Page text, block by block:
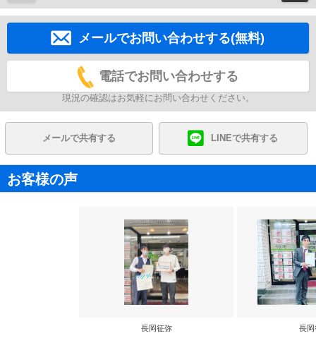
メールでお問い合わせする(無料)
電話でお問い合わせする
現況の確認はお気軽にお問い合わせください。
メールで共有する LINEで共有する
お客様の声
長岡征弥 長岡